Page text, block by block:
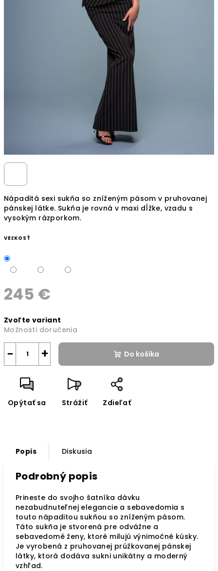
Nápaditá sexi sukňa so zníženým pásom v pruhovanej
pánskej látke. Sukňa je rovná v maxi dĺžke, vzadu s
vysokým rázporkom.
VEĽKOSŤ
245 €
cena:
Zvoľte variant
Možnosti doručenia
+
− Do košíka
Opýtať sa Strážiť Zdieľať
Popis Diskusia
Podrobný popis
Prineste do svojho šatníka dávku
nezabudnuteľnej elegancie a sebavedomia s
touto nápaditou sukňou so zníženým pásom.
Táto sukňa je stvorená pre odvážne a
sebavedomé ženy, ktoré milujú výnimočné kúsky.
Je vyrobená z pruhovanej prúžkovanej pánskej
látky, ktorá dodáva sukni unikátny a moderný
vzhľad.